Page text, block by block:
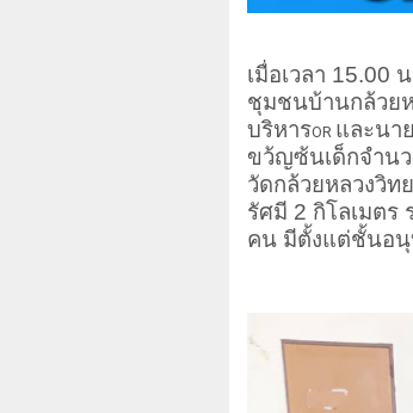
เมื่อเวลา 15.00
ชุมชนบ้านกล้วย
บริหารOR และนา
ขว้ญซ้นเด็กจน
วัดกล้วยหลวงวิท
รัศมี 2 กิโลเมตร
คน มีตั้งแต่ชั้นอ